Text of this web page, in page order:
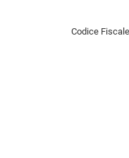
Codice